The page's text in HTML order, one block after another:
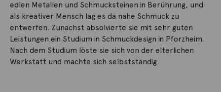
edlen Metallen und Schmucksteinen in Berührung, und
als kreativer Mensch lag es da nahe Schmuck zu
entwerfen. Zunächst absolvierte sie mit sehr guten
Leistungen ein Studium in Schmuckdesign in Pforzheim.
Nach dem Studium löste sie sich von der elterlichen
Werkstatt und machte sich selbstständig.